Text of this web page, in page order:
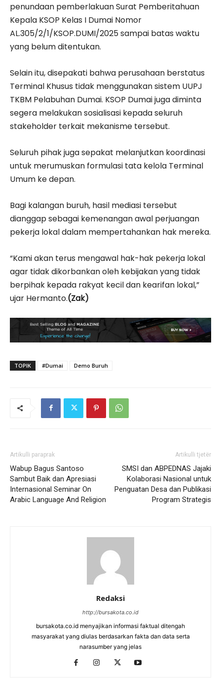
penundaan pemberlakuan Surat Pemberitahuan
Kepala KSOP Kelas I Dumai Nomor
AL.305/2/1/KSOP.DUMI/2025 sampai batas waktu
yang belum ditentukan.
Selain itu, disepakati bahwa perusahaan berstatus
Terminal Khusus tidak menggunakan sistem UUPJ
TKBM Pelabuhan Dumai. KSOP Dumai juga diminta
segera melakukan sosialisasi kepada seluruh
stakeholder terkait mekanisme tersebut.
Seluruh pihak juga sepakat melanjutkan koordinasi
untuk merumuskan formulasi tata kelola Terminal
Umum ke depan.
Bagi kalangan buruh, hasil mediasi tersebut
dianggap sebagai kemenangan awal perjuangan
pekerja lokal dalam mempertahankan hak mereka.
“Kami akan terus mengawal hak-hak pekerja lokal
agar tidak dikorbankan oleh kebijakan yang tidak
berpihak kepada rakyat kecil dan kearifan lokal,”
ujar Hermanto.(Zak)
TOPIK #Dumai Demo Buruh
Artikulli paraprak
Wabup Bagus Santoso
Sambut Baik dan Apresiasi
Internasional Seminar On
Arabic Language And Religion
Artikulli tjetër
SMSI dan ABPEDNAS Jajaki
Kolaborasi Nasional untuk
Penguatan Desa dan Publikasi
Program Strategis
Redaksi
http://bursakota.co.id
bursakota.co.id menyajikan informasi faktual ditengah
masyarakat yang diulas berdasarkan fakta dan data serta
narasumber yang jelas